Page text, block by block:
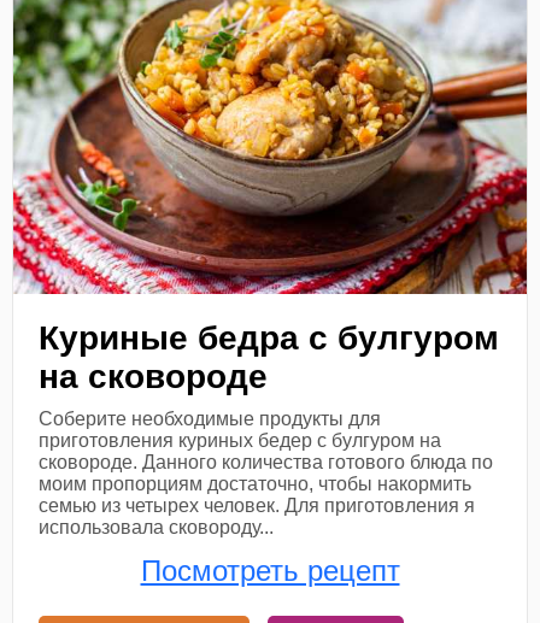
Куриные бедра с булгуром
на сковороде
Соберите необходимые продукты для
приготовления куриных бедер с булгуром на
сковороде. Данного количества готового блюда по
моим пропорциям достаточно, чтобы накормить
семью из четырех человек. Для приготовления я
использовала сковороду...
Посмотреть рецепт